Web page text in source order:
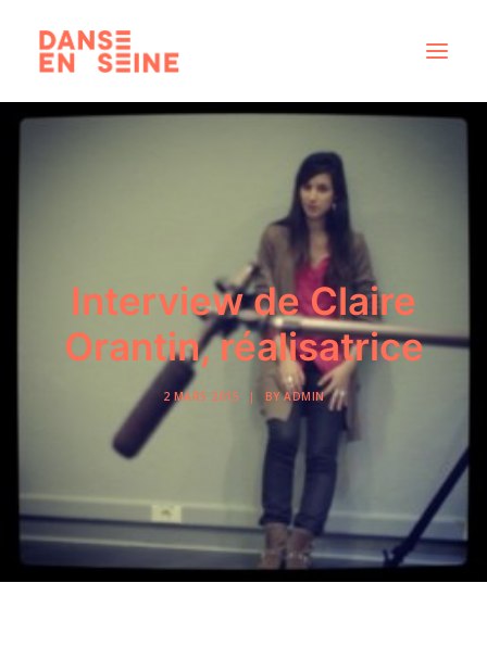
ACTUS
RECHERCHE
Interview de Claire
Orantin, réalisatrice
2 MARS 2015 | BYADMIN